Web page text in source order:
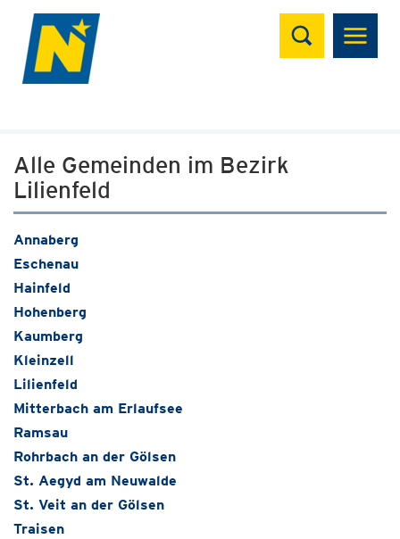
Suchen
Alle Gemeinden im Bezirk
Lilienfeld
Annaberg
Eschenau
Hainfeld
Hohenberg
Kaumberg
Kleinzell
Lilienfeld
Mitterbach am Erlaufsee
Ramsau
Rohrbach an der Gölsen
St. Aegyd am Neuwalde
St. Veit an der Gölsen
Traisen